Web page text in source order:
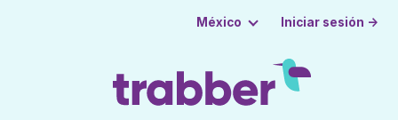
México Iniciar sesión →